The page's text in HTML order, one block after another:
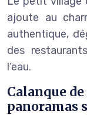
ajoute au
authentique,
des
l’eau.
Calanque
panoramas